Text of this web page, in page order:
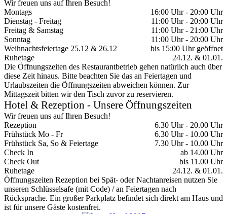
Wir freuen uns auf Ihren Besuch!
Montags
16:00 Uhr - 20:00 Uhr
Dienstag - Freitag
11:00 Uhr - 20:00 Uhr
Freitag & Samstag
11:00 Uhr - 21:00 Uhr
Sonntag
11:00 Uhr - 20:00 Uhr
Weihnachtsfeiertage 25.12 & 26.12
bis 15:00 Uhr geöffnet
Ruhetage
24.12. & 01.01.
Die Öffnungszeiten des Restaurantbetrieb gehen natürlich auch über
diese Zeit hinaus. Bitte beachten Sie das an Feiertagen und
Urlaubszeiten die Öffnungszeiten abweichen können. Zur
Mittagszeit bitten wir den Tisch zuvor zu reservieren.
Hotel & Rezeption - Unsere Öffnungszeiten
Wir freuen uns auf Ihren Besuch!
Rezeption
6.30 Uhr - 20.00 Uhr
Frühstück Mo - Fr
6.30 Uhr - 10.00 Uhr
Frühstück Sa, So & Feiertage
7.30 Uhr - 10.00 Uhr
Check In
ab 14.00 Uhr
Check Out
bis 11.00 Uhr
Ruhetage
24.12. & 01.01.
Öffnungszeiten Rezeption bei Spät- oder Nachtanreisen nutzen Sie
unseren Schlüsselsafe (mit Code) / an Feiertagen nach
Rücksprache. Ein großer Parkplatz befindet sich direkt am Haus und
ist für unsere Gäste kostenfrei.